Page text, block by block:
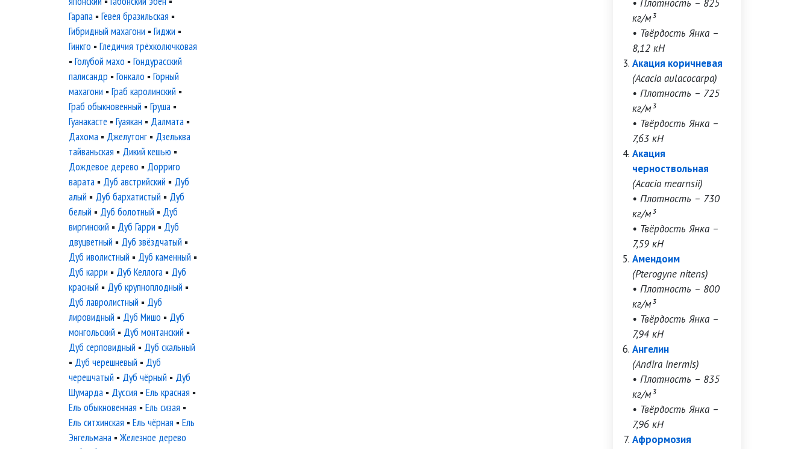
Гарапа ▪Гевея бразильская ▪
Гибридный махагони ▪Гиджи ▪
Гинкго ▪Гледичия трёхколючковая
▪Голубой махо ▪Гондурасский
палисандр ▪Гонкало ▪Горный
махагони ▪Граб каролинский ▪
Граб обыкновенный ▪Груша ▪
Гуанакасте ▪Гуаякан ▪ Далмата ▪
Дахома ▪ Джелутонг ▪ Дзельква
тайваньская ▪ Дикий кешью ▪
Дождевое дерево ▪ Дорриго
варата ▪ Дуб австрийский ▪ Дуб
алый ▪ Дуб бархатистый ▪ Дуб
белый ▪ Дуб болотный ▪ Дуб
виргинский ▪ Дуб Гарри ▪ Дуб
двуцветный ▪ Дуб звёздчатый ▪
Дуб иволистный ▪ Дуб каменный ▪
Дуб карри ▪ Дуб Келлога ▪ Дуб
красный ▪ Дуб крупноплодный ▪
Дуб лавролистный ▪ Дуб
лировидный ▪ Дуб Мишо ▪ Дуб
монгольский ▪ Дуб монтанский ▪
Дуб серповидный ▪ Дуб скальный
▪ Дуб черешневый ▪ Дуб
черешчатый ▪ Дуб чёрный ▪ Дуб
Шумарда ▪ Дуссия ▪Ель красная ▪
Ель обыкновенная ▪Ель сизая ▪
Ель ситхинская ▪Ель чёрная ▪Ель
Энгельмана ▪Железное дерево
• Плотность – 825
кг/м³
• Твёрдость Янка –
8,12 кН
Акация коричневая
(Acacia aulacocarpa)
• Плотность – 725
кг/м³
• Твёрдость Янка –
7,63 кН
Акация
черноствольная
(Acacia mearnsii)
• Плотность – 730
кг/м³
• Твёрдость Янка –
7,59 кН
Амендоим
(Pterogyne nitens)
• Плотность – 800
кг/м³
• Твёрдость Янка –
7,94 кН
Ангелин
(Andira inermis)
• Плотность – 835
кг/м³
• Твёрдость Янка –
7,96 кН
Афрормозия